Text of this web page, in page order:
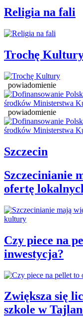
Religia na fali
Trochę
powiadomienie
powiadomienie
Szczecin
Szczecinianie
ofertę
Czy piece na
inwestycja?
Zwiększa się
szkole w